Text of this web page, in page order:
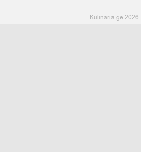
Kulinaria.ge 2026